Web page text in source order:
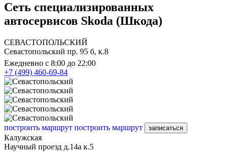
Сеть специализированных
автосервисов Skoda (Шкода)
СЕВАСТОПОЛЬСКИЙ
Севастопольский пр. 95 б, к.8
Ежедневно с 8:00 до 22:00
+7 (499) 460-69-84
построить маршрут построить маршрут записаться
Калужская
Научный проезд д.14а к.5